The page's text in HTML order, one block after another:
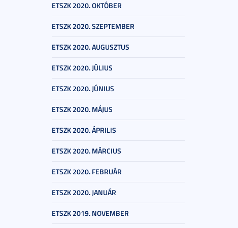
ETSZK 2020. OKTÓBER
ETSZK 2020. SZEPTEMBER
ETSZK 2020. AUGUSZTUS
ETSZK 2020. JÚLIUS
ETSZK 2020. JÚNIUS
ETSZK 2020. MÁJUS
ETSZK 2020. ÁPRILIS
ETSZK 2020. MÁRCIUS
ETSZK 2020. FEBRUÁR
ETSZK 2020. JANUÁR
ETSZK 2019. NOVEMBER